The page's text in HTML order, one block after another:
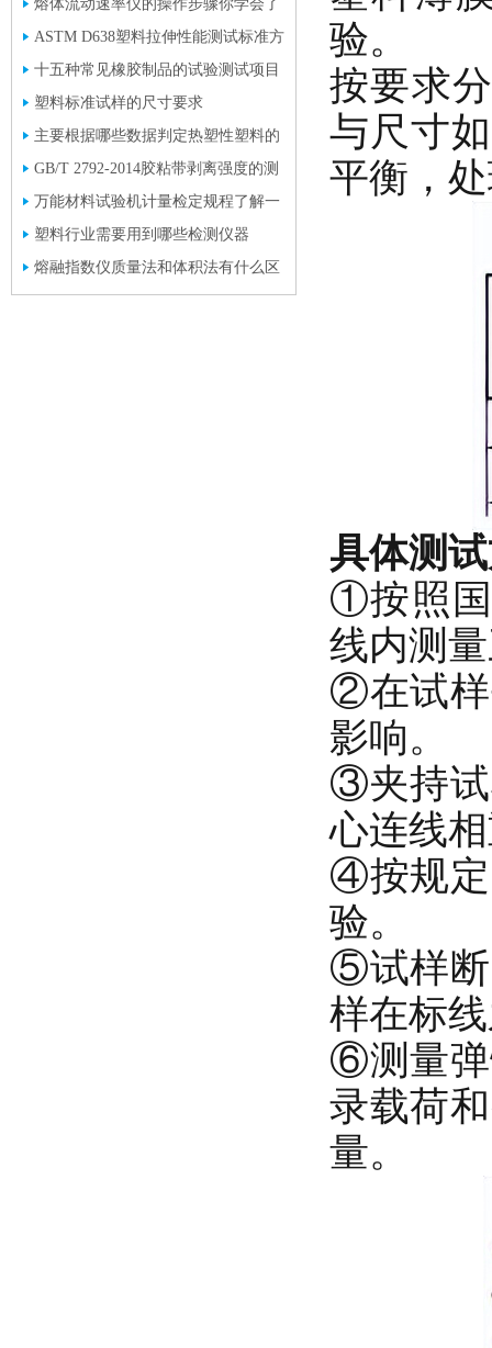
验。
按要求
与尺寸
平衡，
具体测
①按照国
线内测
②在试样
影响。
③夹持试
心连线
④按规定
验。
⑤试样断
样在标
⑥测量弹
录载荷
量。
速率标准方法
熔体流动速率仪的操作步骤你学会了
吗?ASTM D638塑料拉伸性能测试标准方
法十五种常见橡胶制品的试验测试项目
和标准介绍
塑料标准试样的尺寸要求
主要根据哪些数据判定热塑性塑料的
流动性好坏？
GB/T 2792-2014胶粘带剥离强度的测
试方法
万能材料试验机计量检定规程了解一
下塑料行业需要用到哪些检测仪器
熔融指数仪质量法和体积法有什么区
别？